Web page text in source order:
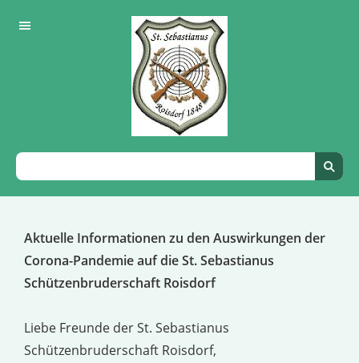
Aktuelle Informationen zu den Auswirkungen der
Corona-Pandemie auf die St. Sebastianus
Schützenbruderschaft Roisdorf
Liebe Freunde der St. Sebastianus
Schützenbruderschaft Roisdorf,